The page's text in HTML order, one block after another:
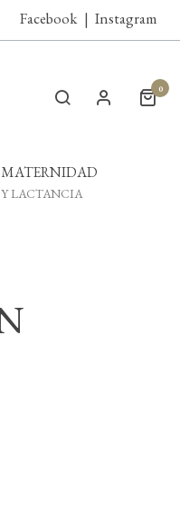
Facebook | Instagram
0
MATERNIDAD
Y LACTANCIA